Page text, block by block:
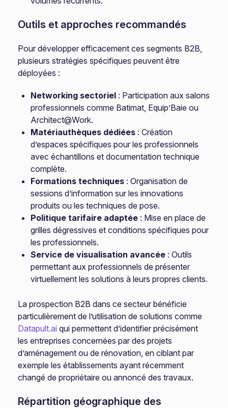
Outils et approches recommandés
Pour développer efficacement ces segments B2B,
plusieurs stratégies spécifiques peuvent être
déployées :
Networking sectoriel : Participation aux salons
professionnels comme Batimat, Equip’Baie ou
Architect@Work.
Matériauthèques dédiées : Création
d’espaces spécifiques pour les professionnels
avec échantillons et documentation technique
complète.
Formations techniques : Organisation de
sessions d’information sur les innovations
produits ou les techniques de pose.
Politique tarifaire adaptée : Mise en place de
grilles dégressives et conditions spécifiques pour
les professionnels.
Service de visualisation avancée : Outils
permettant aux professionnels de présenter
virtuellement les solutions à leurs propres clients.
La prospection B2B dans ce secteur bénéficie
particulièrement de l’utilisation de solutions comme
Datapult.ai qui permettent d’identifier précisément
les entreprises concernées par des projets
d’aménagement ou de rénovation, en ciblant par
exemple les établissements ayant récemment
changé de propriétaire ou annoncé des travaux.
Répartition géographique des